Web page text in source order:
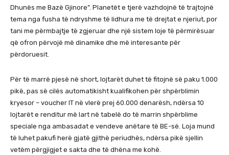
Dhunës me Bazë Gjinore”. Planetët e tjerë vazhdojnë të trajtojnë
tema nga fusha të ndryshme të lidhura me të drejtat e njeriut, por
tani me përmbajtje të zgjeruar dhe një sistem loje të përmirësuar
që ofron përvojë më dinamike dhe më interesante për
përdoruesit.
Për të marrë pjesë në short, lojtarët duhet të fitojnë së paku 1.000
pikë, pas së cilës automatikisht kualifikohen për shpërblimin
kryesor – voucher IT në vlerë prej 60.000 denarësh, ndërsa 10
lojtarët e renditur më lart në tabelë do të marrin shpërblime
speciale nga ambasadat e vendeve anëtare të BE-së. Loja mund
të luhet pakufi herë gjatë gjithë periudhës, ndërsa pikë sjellin
vetëm përgjigjet e sakta dhe të dhëna me kohë.